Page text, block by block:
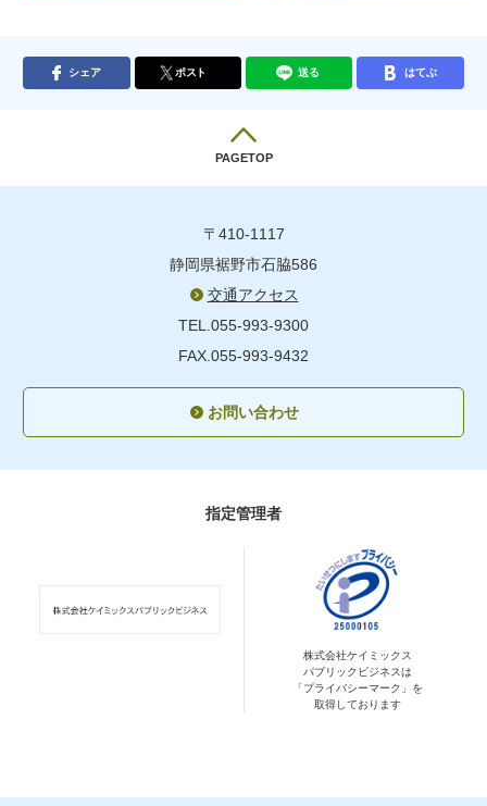
シェア ポスト 送る はてぶ
PAGETOP
〒410-1117
静岡県裾野市石脇586
交通アクセス
TEL.055-993-9300
FAX.055-993-9432
お問い合わせ
指定管理者
株式会社ケイミックス
パブリックビジネスは
「プライバシーマーク」を
取得しております